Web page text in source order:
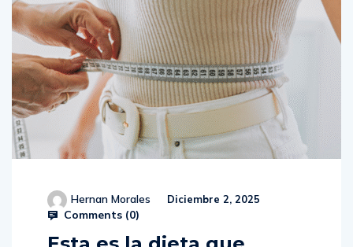
Hernan Morales Diciembre 2, 2025
Comments (0)